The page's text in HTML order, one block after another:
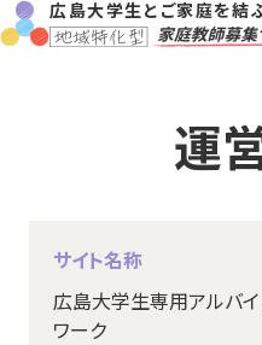
広島大学生とご家庭を結
運
サイト名称
広島大学生専用アルバ
ワーク